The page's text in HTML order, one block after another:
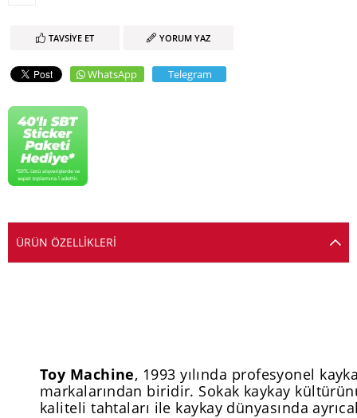
TAVSIYE ET YORUM YAZ
WhatsApp Telegram
ÜRÜN ÖZELLIKLERI
Toy Machine, 1993 yılında profesyonel
markalarından biridir. Sokak kaykay
kaliteli tahtaları ile kaykay dünyasında